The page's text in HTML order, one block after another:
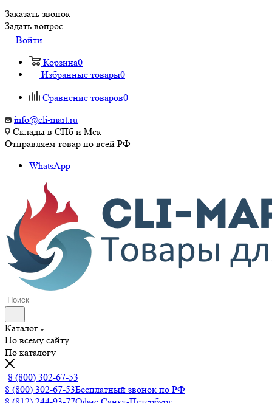
Заказать звонок
Задать вопрос
Войти
Корзина0
Избранные товары0
Сравнение товаров0
info@cli-mart.ru
Склады в СПб и Мск
Отправляем товар по всей РФ
WhatsApp
Каталог
По всему сайту
По каталогу
8 (800) 302-67-53
8 (800) 302-67-53Бесплатный звонок по РФ